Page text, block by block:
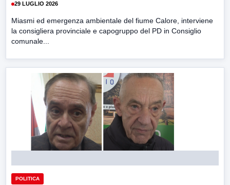
29 LUGLIO 2026
Miasmi ed emergenza ambientale del fiume Calore, interviene
la consigliera provinciale e capogruppo del PD in Consiglio
comunale...
POLITICA